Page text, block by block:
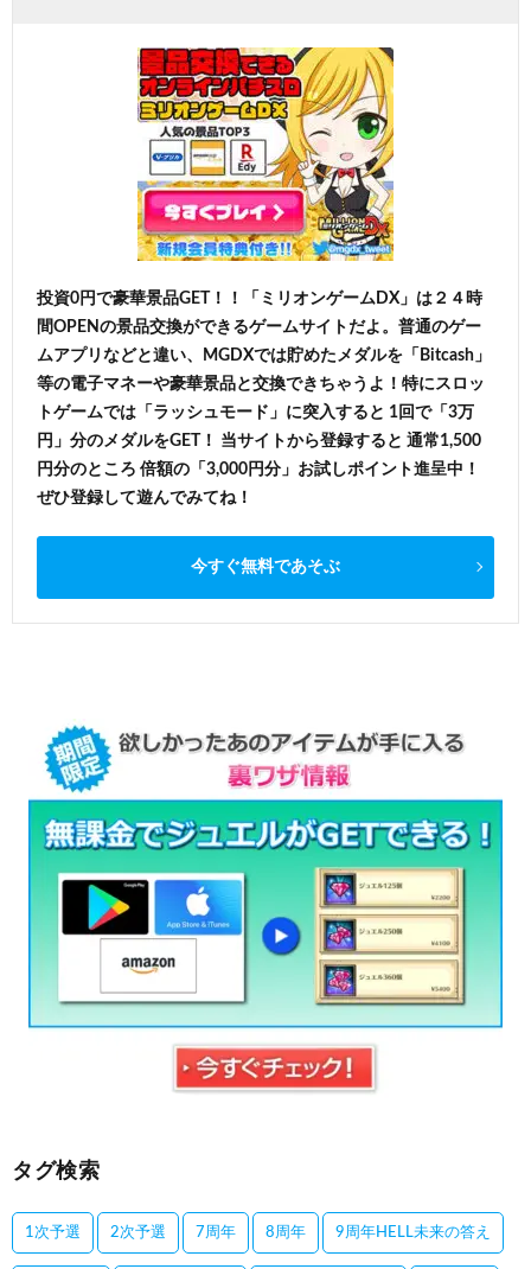
投資0円で豪華景品GET！！「ミリオンゲームDX」は２４時
間OPENの景品交換ができるゲームサイトだよ。普通のゲー
ムアプリなどと違い、MGDXでは貯めたメダルを「Bitcash」
等の電子マネーや豪華景品と交換できちゃうよ！特にスロッ
トゲームでは「ラッシュモード」に突入すると 1回で「3万
円」分のメダルをGET！ 当サイトから登録すると 通常1,500
円分のところ 倍額の「3,000円分」お試しポイント進呈中！
ぜひ登録して遊んでみてね！
今すぐ無料であそぶ
タグ検索
1次予選 2次予選 7周年 8周年 9周年HELL未来の答え